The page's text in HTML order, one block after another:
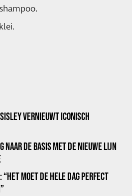
VERNIEUWT ICONISCH
NAAR DE BASIS MET DE NIEUWE LIJN
“HET MOET DE HELE DAG PERFECT